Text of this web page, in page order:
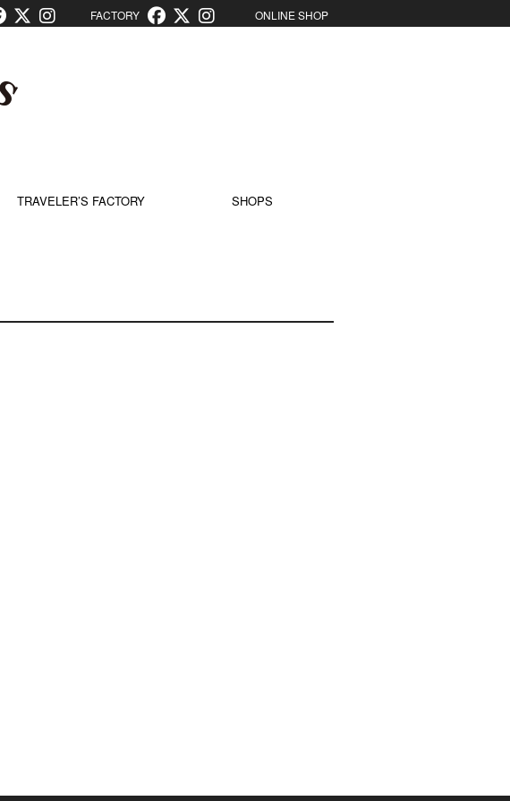
FACTORY ONLINE SHOP
TRAVELER’S FACTORY SHOPS